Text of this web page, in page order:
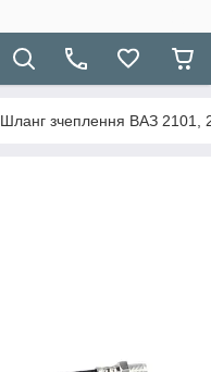
Шланг зчеплення ВАЗ 2101,